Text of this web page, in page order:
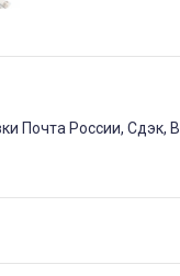
Почта России, Сдэк,